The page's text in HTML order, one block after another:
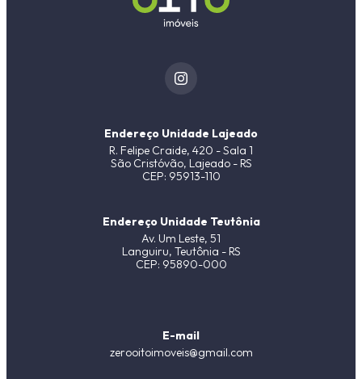
Endereço Unidade Lajeado
R. Felipe Craide, 420 - Sala 1
São Cristóvão, Lajeado - RS
CEP: 95913-110
Endereço Unidade Teutônia
Av. Um Leste, 51
Languiru, Teutônia - RS
CEP: 95890-000
E-mail
zerooitoimoveis@gmail.com